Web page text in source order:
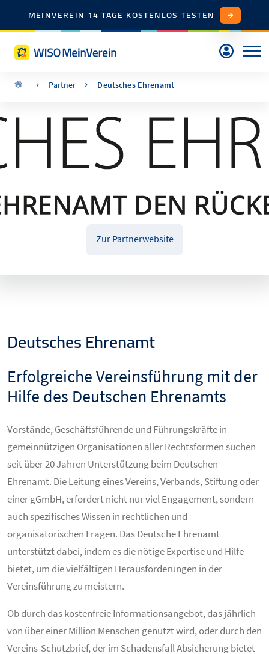
MEINVEREIN 14 TAGE KOSTENLOS TESTEN
Partner Deutsches Ehrenamt
Zur Partnerwebsite
Deutsches Ehrenamt
Erfolgreiche Vereinsführung mit der
Hilfe des Deutschen Ehrenamts
Vorstände, Geschäftsführende und Führungskräfte in
gemeinnützigen Organisationen aller Rechtsformen suchen
seit über 20 Jahren Unterstützung beim Deutschen
Ehrenamt. Die Leitung eines Vereins, Verbands, Stiftung oder
einer gGmbH, erfordert nicht nur viel Engagement, sondern
auch spezifisches Wissen in rechtlichen und
organisatorischen Fragen. Das Deutsche Ehrenamt
unterstützt dabei, indem es die nötige Expertise und Hilfe
bietet, um die vielfältigen Herausforderungen in der
Vereinsführung zu meistern.
Ob durch das kostenfreie Informationsangebot, das jährlich
von über einer Million Menschen genutzt wird, oder durch den
Vereins-Schutzbrief, der im Schadensfall Absicherung bietet –